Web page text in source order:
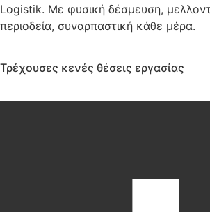
Logistik. Με φυσική δέσμευση,
περιοδεία, συναρπαστική κάθε μέρα.
Τρέχουσες κενές θέσεις εργασίας